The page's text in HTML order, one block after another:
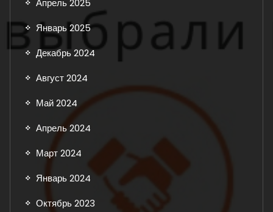
Январь 2025
Декабрь 2024
Август 2024
Май 2024
Апрель 2024
Март 2024
Январь 2024
Октябрь 2023